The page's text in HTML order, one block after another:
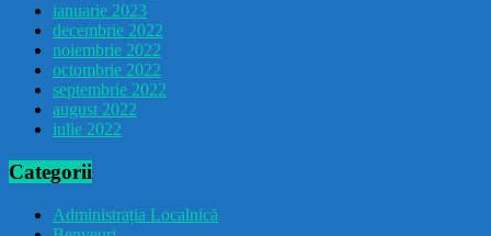
ianuarie 2023
decembrie 2022
noiembrie 2022
octombrie 2022
septembrie 2022
august 2022
iulie 2022
Categorii
Administrația Localnică